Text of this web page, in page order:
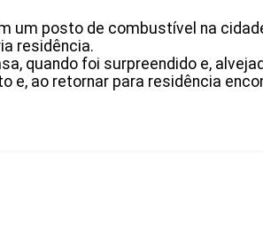
um posto de combustível na
residência.
quando foi surpreendido e,
ao retornar para residência